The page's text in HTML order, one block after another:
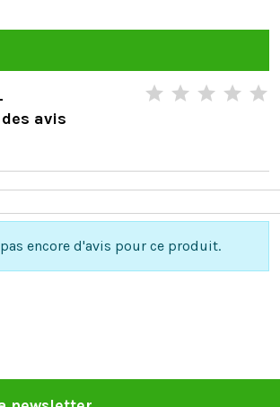
avis
encore d'avis pour ce produit.